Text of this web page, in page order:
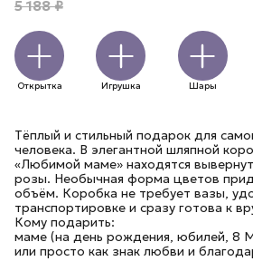
5 188 ₽
Открытка Игрушка Шары
Тёплый и стильный подарок для
человека. В элегантной шляпной
«Любимой маме» находятся
розы. Необычная форма цветов
объём. Коробка не требует вазы,
транспортировке и сразу готова к
Кому подарить:
маме (на день рождения, юбилей, 8
или просто как знак любви и